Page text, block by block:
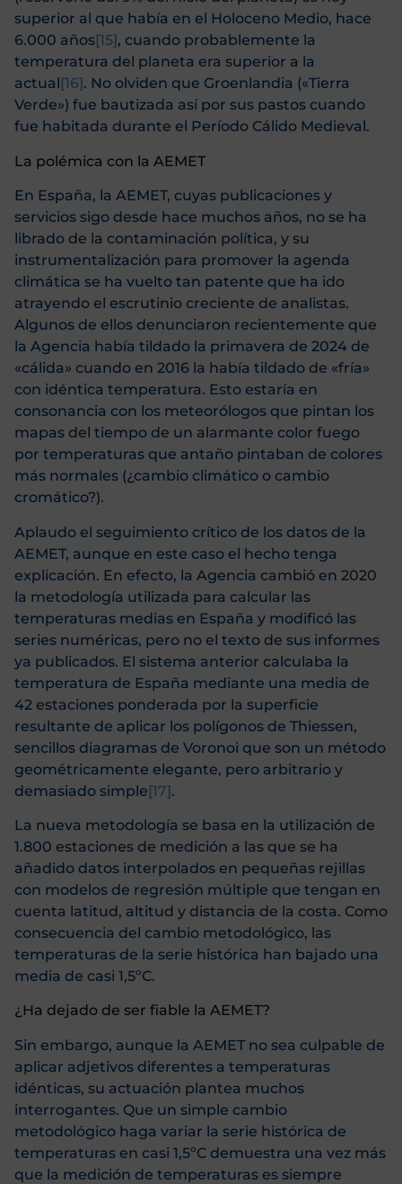
superior al que había en el Holoceno Medio, hace
6.000 años[15] , cuando probablemente la
temperatura del planeta era superior a la
actual [16] . No olviden que Groenlandia («Tierra
Verde») fue bautizada así por sus pastos cuando
fue habitada durante el Período Cálido Medieval.
La polémica con la AEMET
En España, la AEMET, cuyas publicaciones y
servicios sigo desde hace muchos años, no se ha
librado de la contaminación política, y su
instrumentalización para promover la agenda
climática se ha vuelto tan patente que ha ido
atrayendo el escrutinio creciente de analistas.
Algunos de ellos denunciaron recientemente que
la Agencia había tildado la primavera de 2024 de
«cálida» cuando en 2016 la había tildado de «fría»
con idéntica temperatura. Esto estaría en
consonancia con los meteorólogos que pintan los
mapas del tiempo de un alarmante color fuego
por temperaturas que antaño pintaban de colores
más normales (¿cambio climático o cambio
cromático?).
Aplaudo el seguimiento crítico de los datos de la
AEMET, aunque en este caso el hecho tenga
explicación. En efecto, la Agencia cambió en 2020
la metodología utilizada para calcular las
temperaturas medias en España y modificó las
series numéricas, pero no el texto de sus informes
ya publicados. El sistema anterior calculaba la
temperatura de España mediante una media de
42 estaciones ponderada por la superficie
resultante de aplicar los polígonos de Thiessen,
sencillos diagramas de Voronoi que son un método
geométricamente elegante, pero arbitrario y
demasiado simple[17].
La nueva metodología se basa en la utilización de
1.800 estaciones de medición a las que se ha
añadido datos interpolados en pequeñas rejillas
con modelos de regresión múltiple que tengan en
cuenta latitud, altitud y distancia de la costa. Como
consecuencia del cambio metodológico, las
temperaturas de la serie histórica han bajado una
media de casi 1,5ºC.
¿Ha dejado de ser fiable la AEMET?
Sin embargo, aunque la AEMET no sea culpable de
aplicar adjetivos diferentes a temperaturas
idénticas, su actuación plantea muchos
interrogantes. Que un simple cambio
metodológico haga variar la serie histórica de
temperaturas en casi 1,5ºC demuestra una vez más
que la medición de temperaturas es siempre